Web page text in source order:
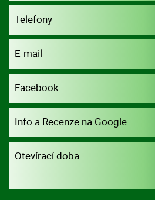
dohodou.
Telefony
E-mail
Facebook
Info a Recenze na Google
Otevírací doba